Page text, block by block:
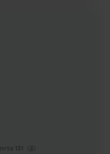
131 צפיות